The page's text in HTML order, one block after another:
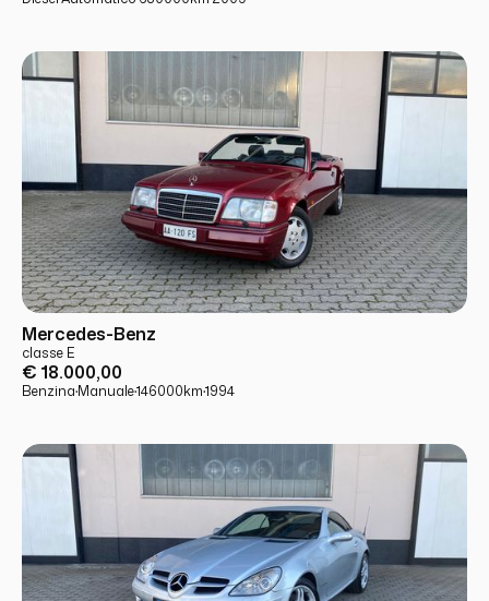
USATO PRONTA CONSEGNA
Mercedes-Benz
classe E
€ 18.000,00
Benzina·Manuale·146000km·1994